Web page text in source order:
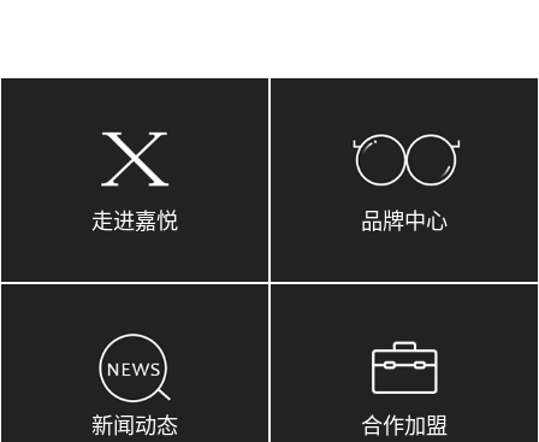
走进嘉悦 品牌中心
新闻动态 合作加盟